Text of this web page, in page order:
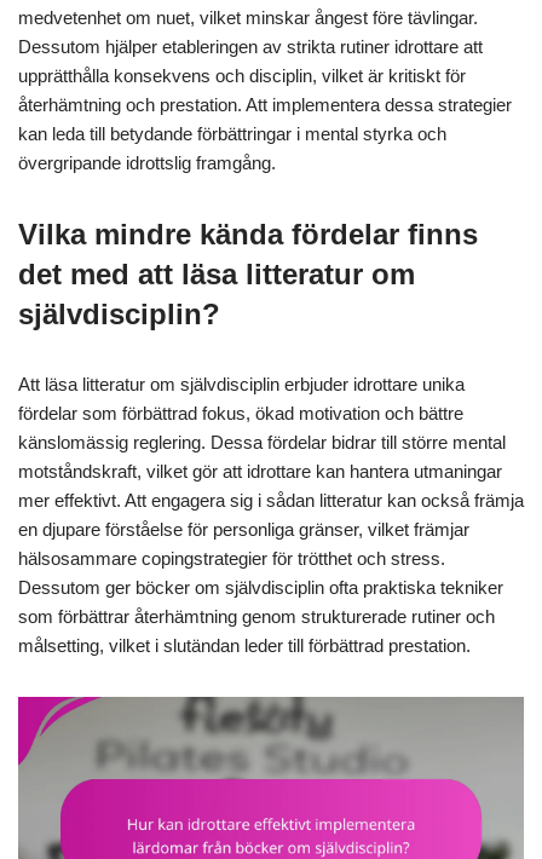
medvetenhet om nuet, vilket minskar ångest före tävlingar.
Dessutom hjälper etableringen av strikta rutiner idrottare att
upprätthålla konsekvens och disciplin, vilket är kritiskt för
återhämtning och prestation. Att implementera dessa strategier
kan leda till betydande förbättringar i mental styrka och
övergripande idrottslig framgång.
Vilka mindre kända fördelar finns
det med att läsa litteratur om
självdisciplin?
Att läsa litteratur om självdisciplin erbjuder idrottare unika
fördelar som förbättrad fokus, ökad motivation och bättre
känslomässig reglering. Dessa fördelar bidrar till större mental
motståndskraft, vilket gör att idrottare kan hantera utmaningar
mer effektivt. Att engagera sig i sådan litteratur kan också främja
en djupare förståelse för personliga gränser, vilket främjar
hälsosammare copingstrategier för trötthet och stress.
Dessutom ger böcker om självdisciplin ofta praktiska tekniker
som förbättrar återhämtning genom strukturerade rutiner och
målsetting, vilket i slutändan leder till förbättrad prestation.